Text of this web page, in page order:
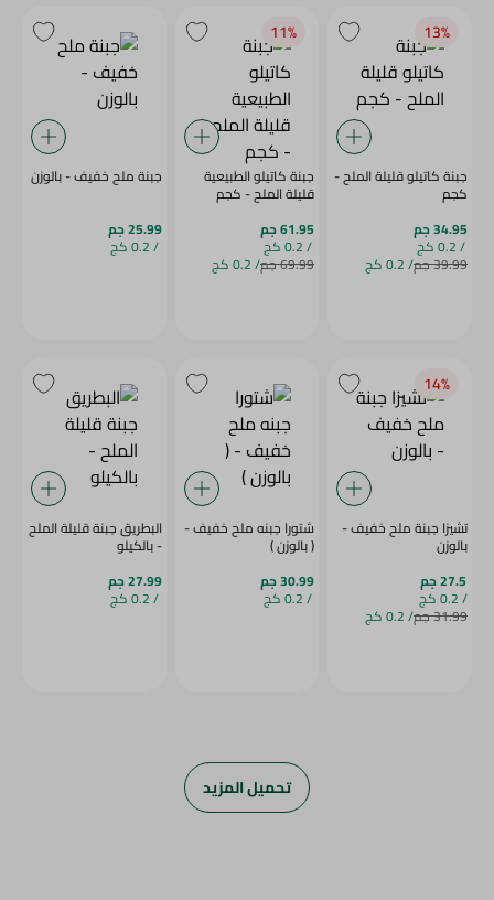
13‎%‎
جبنة كاتيلو قليلة الملح -
كجم
34.95 جم
/ 0.2 كج
39.99 جم / 0.2 كج
11‎%‎
جبنة كاتيلو الطبيعية
قليلة الملح - كجم
61.95 جم
/ 0.2 كج
69.99 جم / 0.2 كج
جبنة ملح خفيف - بالوزن
25.99 جم
/ 0.2 كج
14‎%‎
تشيزا جبنة ملح خفيف -
بالوزن
27.5 جم
/ 0.2 كج
31.99 جم / 0.2 كج
شتورا جبنه ملح خفيف -
( بالوزن )
30.99 جم
/ 0.2 كج
البطريق جبنة قليلة الملح
- بالكيلو
27.99 جم
/ 0.2 كج
تحميل المزيد